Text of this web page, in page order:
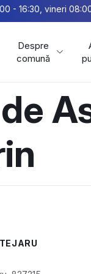
- 16:30, vineri
Despre
comună